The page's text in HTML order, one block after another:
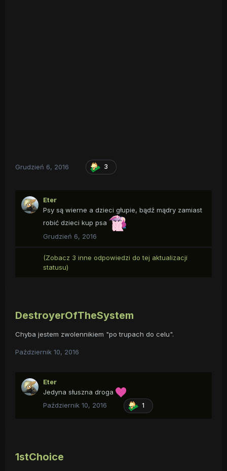
Grudzień 6, 2016 3
Eter
Psy są wierne a dzieci głupie, bądź mądry zamiast
robić dzieci kup psa
Grudzień 6, 2016
(Zobacz 3 inne odpowiedzi do tej aktualizacji
statusu)
DestroyerOfTheSystem
Chyba jestem zwolennikiem "po trupach do celu".
Październik 10, 2016
Eter
Jedyna słuszna droga
Październik 10, 2016
1
1stChoice